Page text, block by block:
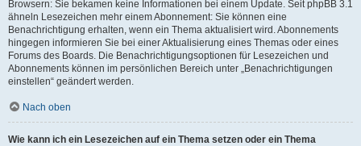
Browsern: Sie bekamen keine Informationen bei einem Update. Seit phpBB 3.1
ähneln Lesezeichen mehr einem Abonnement: Sie können eine
Benachrichtigung erhalten, wenn ein Thema aktualisiert wird. Abonnements
hingegen informieren Sie bei einer Aktualisierung eines Themas oder eines
Forums des Boards. Die Benachrichtigungsoptionen für Lesezeichen und
Abonnements können im persönlichen Bereich unter „Benachrichtigungen
einstellen“ geändert werden.
Nach oben
Wie kann ich ein Lesezeichen auf ein Thema setzen oder ein Thema